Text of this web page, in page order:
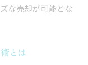
な売却が可能とな
とは